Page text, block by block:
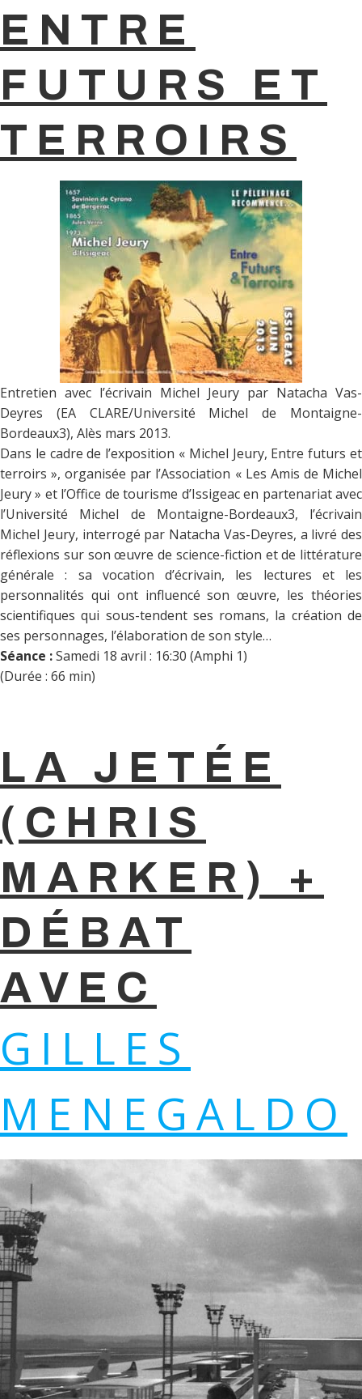
ENTRE
FUTURS ET
TERROIRS
Entretien avec l’écrivain Michel Jeury par Natacha Vas-
Deyres (EA CLARE/Université Michel de Montaigne-
Bordeaux3), Alès mars 2013.
Dans le cadre de l’exposition « Michel Jeury, Entre futurs et
terroirs », organisée par l’Association « Les Amis de Michel
Jeury » et l’Office de tourisme d’Issigeac en partenariat avec
l’Université Michel de Montaigne-Bordeaux3, l’écrivain
Michel Jeury, interrogé par Natacha Vas-Deyres, a livré des
réflexions sur son œuvre de science-fiction et de littérature
générale : sa vocation d’écrivain, les lectures et les
personnalités qui ont influencé son œuvre, les théories
scientifiques qui sous-tendent ses romans, la création de
ses personnages, l’élaboration de son style…
Séance :Samedi 18 avril : 16:30 (Amphi 1)
(Durée : 66 min)
LA JETÉE
(CHRIS
MARKER) +
DÉBAT
AVEC
GILLES
MENEGALDO